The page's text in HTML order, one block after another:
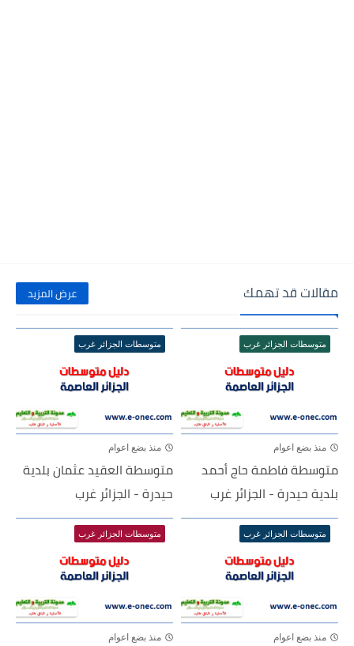
مقالات قد تهمك عرض المزيد
متوسطات الجزائر غرب
منذ بضع اعوام
متوسطة فاطمة حاج أحمد
بلدية حيدرة - الجزائر غرب
متوسطات الجزائر غرب
منذ بضع اعوام
متوسطة العقيد عثمان بلدية
حيدرة - الجزائر غرب
متوسطات الجزائر غرب
منذ بضع اعوام
متوسطات الجزائر غرب
منذ بضع اعوام